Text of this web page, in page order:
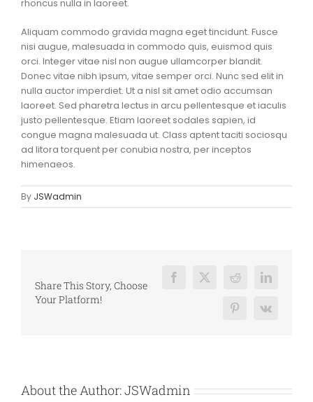
rhoncus nulla in laoreet.
Aliquam commodo gravida magna eget tincidunt. Fusce
nisi augue, malesuada in commodo quis, euismod quis
orci. Integer vitae nisl non augue ullamcorper blandit.
Donec vitae nibh ipsum, vitae semper orci. Nunc sed elit in
nulla auctor imperdiet. Ut a nisl sit amet odio accumsan
laoreet. Sed pharetra lectus in arcu pellentesque et iaculis
justo pellentesque. Etiam laoreet sodales sapien, id
congue magna malesuada ut. Class aptent taciti sociosqu
ad litora torquent per conubia nostra, per inceptos
himenaeos.
By JSWadmin
Share This Story, Choose
Your Platform!
Facebook
X Reddit LinkedIn
Pinterest
Vk
About the Author:JSWadmin